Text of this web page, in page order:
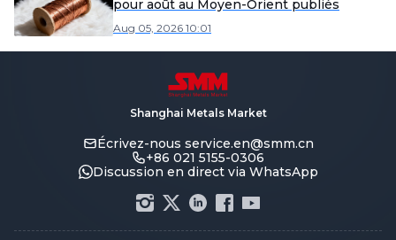
pour août au Moyen-Orient publiés
Aug 05, 2026 10:01
Shanghai Metals Market
Écrivez-nous service.en@smm.cn
+86 021 5155-0306
Discussion en direct via WhatsApp